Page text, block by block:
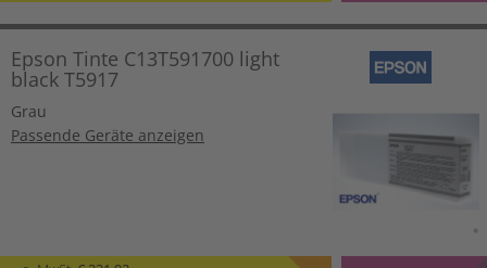
Epson Tinte C13T591700 light
black T5917
Grau
Passende Geräte anzeigen